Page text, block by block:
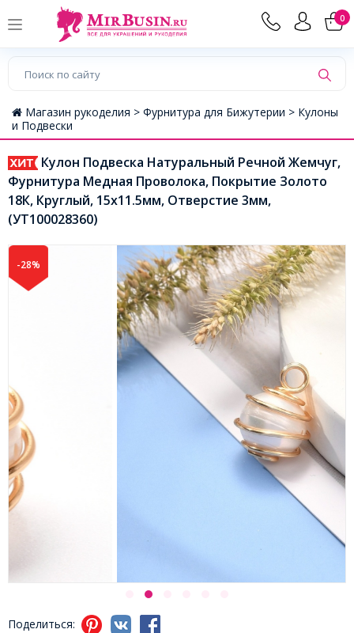
0
Магазин рукоделия > Фурнитура для Бижутерии > Кулоны
и Подвески
Кулон Подвеска Натуральный Речной Жемчуг,
Фурнитура Медная Проволока, Покрытие Золото
18К, Круглый, 15х11.5мм, Отверстие 3мм,
(УТ100028360)
-28%
Поделиться: